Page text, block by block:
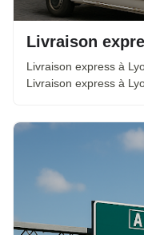
Livraison
Livraison express à
Livraison express à